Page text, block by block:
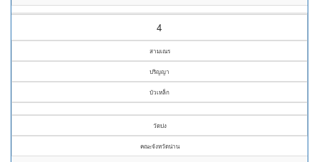
4
สามเณร
ปริญญา
บัวเหล็ก
วัดปง
คณะจังหวัดน่าน